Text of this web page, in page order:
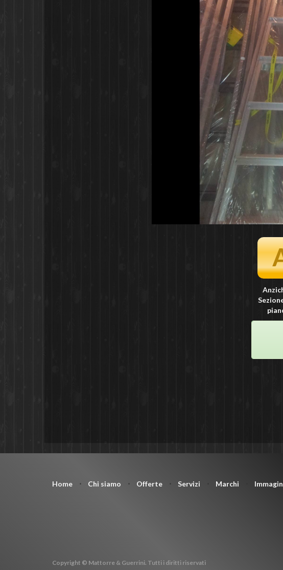
Home ⋅ Chi siamo ⋅ Offerte ⋅ Servizi Marchi
Copyright © Mattorre & Guerrini. Tutti i diritti riservati